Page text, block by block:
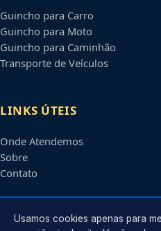
Guincho para Carro
Guincho para Moto
Guincho para Caminhão
Transporte de Veículos
LINKS ÚTEIS
Onde Atendemos
Sobre
Contato
CONTATO
Usamos cookies apenas para